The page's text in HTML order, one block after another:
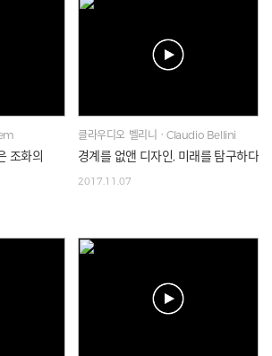
조화의
클라우디오 벨리니ㆍClaudio Bellini
경계를 없앤 디자인, 미래를 탐구하다
2017.11.07